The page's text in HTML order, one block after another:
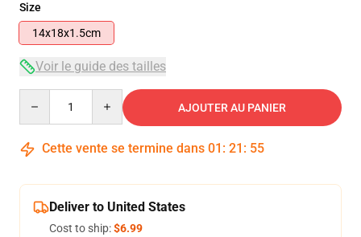
Size
14x18x1.5cm
Voir le guide des tailles
AJOUTER AU PANIER
Cette vente se termine dans 01 : 21 : 54
Deliver to United States
Cost to ship:$6.99